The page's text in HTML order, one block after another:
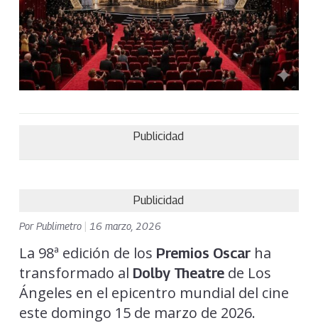
Publicidad
Publicidad
PorPublimetro 16 marzo, 2026
La 98ª edición de los Premios Oscarha
transformado al Dolby Theatrede Los
Ángeles en el epicentro mundial del cine
este domingo 15 de marzo de 2026.